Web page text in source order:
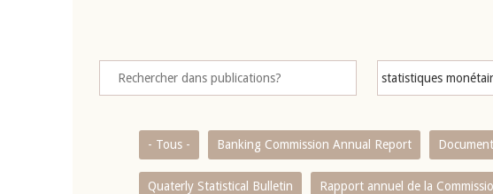
- Tous - Banking Commission Annual Report
Quaterly Statistical Bulletin Rapport annuel de la